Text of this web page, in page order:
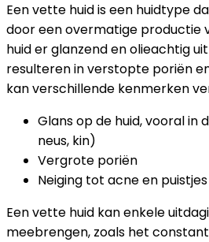
Een vette huid is een huidtype
door een overmatige productie
huid er glanzend en olieachtig
resulteren in verstopte poriën
kan verschillende kenmerken
Glans op de huid, vooral in
neus, kin)
Vergrote poriën
Neiging tot acne en puistjes
Een vette huid kan enkele
meebrengen, zoals het